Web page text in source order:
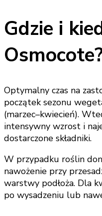
Gdzie i
Optymalny czas na
początek sezonu
(marzec–kwiecień).
intensywny wzrost i
dostarczone składniki.
W przypadku roślin
nawożenie przy
warstwy podłoża. Dla
po wysadzeniu lub